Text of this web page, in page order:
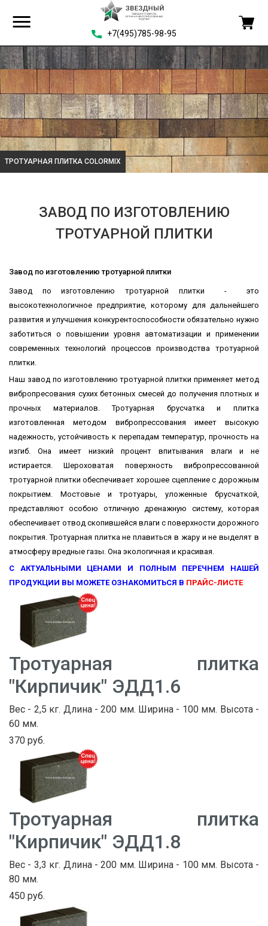
+7(495)785-98-95
ТРОТУАРНАЯ ПЛИТКА COLORMIX
ЗАВОД ПО ИЗГОТОВЛЕНИЮ
ТРОТУАРНОЙ ПЛИТКИ
Завод по изготовлению тротуарной плитки
Завод по изготовлению тротуарной плитки - это
высокотехнологичное предприятие, которому для дальнейшего
развития и улучшения конкурентоспособности обязательно нужно
заботиться о повышении уровня автоматизации и применении
современных технологий процессов производства тротуарной
плитки.
Наш завод по изготовлению тротуарной плитки применяет метод
вибропресования сухих бетонных смесей до получения плотных и
прочных материалов. Тротуарная брусчатка и плитка
изготовленная методом вибропрессования имеет высокую
надежность, устойчивость к перепадам температур, прочность на
изгиб. Она имеет низкий процент впитывания влаги и не
истирается. Шероховатая поверхность вибропрессованной
тротуарной плитки обеспечивает хорошее сцепление с дорожным
покрытием. Мостовые и тротуары, уложенные брусчаткой,
представляют особою отличную дренажную систему, которая
обеспечивает отвод скопившейся влаги с поверхности дорожного
покрытия. Тротуарная плитка не плавиться в жару и не выделят в
атмосферу вредные газы. Она экологичная и красивая.
С АКТУАЛЬНЫМИ ЦЕНАМИ И ПОЛНЫМ ПЕРЕЧНЕМ НАШЕЙ
ПРОДУКЦИИ ВЫ МОЖЕТЕ ОЗНАКОМИТЬСЯ В ПРАЙС-ЛИСТЕ
Тротуарная плитка
"Кирпичик" ЭДД1.6
Вес - 2,5 кг. Длина - 200 мм. Ширина - 100 мм. Высота -
60 мм.
370 руб.
Тротуарная плитка
"Кирпичик" ЭДД1.8
Вес - 3,3 кг. Длина - 200 мм. Ширина - 100 мм. Высота -
80 мм.
450 руб.